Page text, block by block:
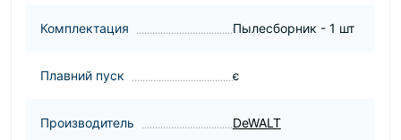
Комплектация Пылесборник - 1 шт
Плавний пуск є
Производитель DeWALT